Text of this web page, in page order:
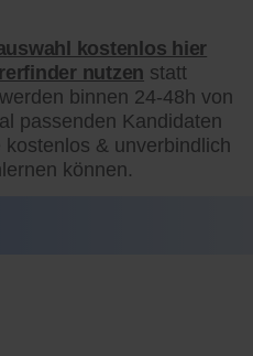
kostenlos hier
nutzen statt
binnen 24-48h von
passenden Kandidaten
& unverbindlich
können.